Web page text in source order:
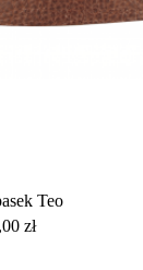
Teo
zł